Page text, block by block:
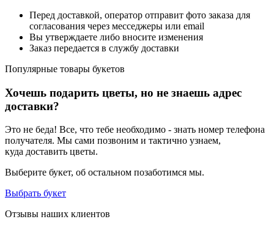
Перед доставкой, оператор отправит фото заказа для
согласования через месседжеры или email
Вы утверждаете либо вносите изменения
Заказ передается в службу доставки
Популярные товары букетов
Хочешь подарить цветы, но не знаешь адрес
доставки?
Это не беда! Все, что тебе необходимо - знать номер телефона
получателя. Мы сами позвоним и тактично узнаем,
куда доставить цветы.
Выберите букет, об остальном позаботимся мы.
Выбрать букет
Отзывы наших клиентов